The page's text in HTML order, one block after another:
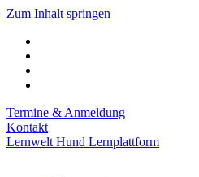
Zum Inhalt springen
Termine & Anmeldung
Kontakt
Lernwelt Hund Lernplattform